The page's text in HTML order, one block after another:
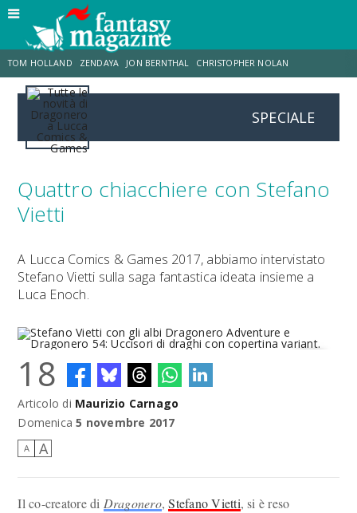
TOM HOLLAND ZENDAYA JON BERNTHAL CHRISTOPHER NOLAN
STRANIMONDI LUCCA COMICS & GAMES CHRIS MCKENNA
SPECIALE
Quattro chiacchiere con Stefano
Vietti
A Lucca Comics & Games 2017, abbiamo intervistato
Stefano Vietti sulla saga fantastica ideata insieme a
Luca Enoch.
Stefano Vietti con gli albi Dragonero Adventure e Dragonero 54:
Uccisori di draghi con copertina variant.
18
Articolo di Maurizio Carnago
Domenica 5 novembre 2017
A A
Il co-creatore di Dragonero,Stefano Vietti, si è reso